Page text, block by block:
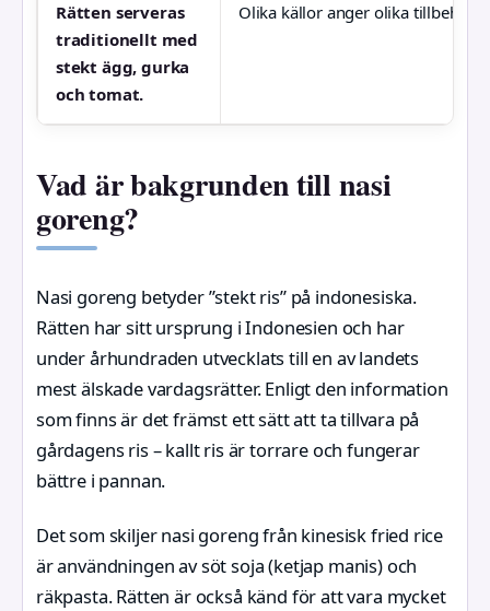
Rätten serveras
traditionellt med
stekt ägg, gurka
och tomat.
Olika källor anger olika tillbehör
Vad är bakgrunden till nasi
goreng?
Nasi goreng betyder ”stekt ris” på indonesiska.
Rätten har sitt ursprung i Indonesien och har
under århundraden utvecklats till en av landets
mest älskade vardagsrätter. Enligt den information
som finns är det främst ett sätt att ta tillvara på
gårdagens ris – kallt ris är torrare och fungerar
bättre i pannan.
Det som skiljer nasi goreng från kinesisk fried rice
är användningen av söt soja (ketjap manis) och
räkpasta. Rätten är också känd för att vara mycket